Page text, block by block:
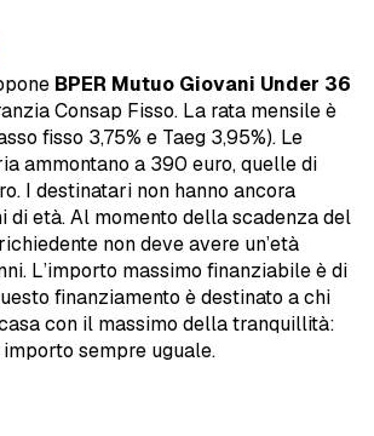
BPER Mutuo Giovani Under 36
Consap Fisso. La rata mensile è
fisso 3,75% e Taeg 3,95%). Le
ammontano a 390 euro, quelle di
I destinatari non hanno ancora
di età. Al momento della scadenza del
non deve avere un’età
L’importo massimo finanziabile è di
finanziamento è destinato a chi
con il massimo della tranquillità:
sempre uguale.